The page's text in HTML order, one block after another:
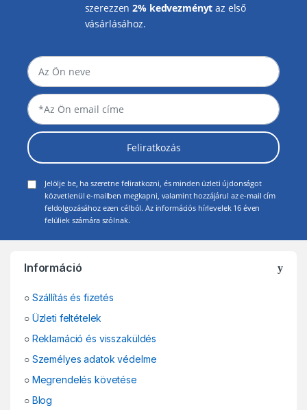
szerezzen2% kedvezményt az első
vásárlásához.
Feliratkozás
Jelölje be, ha szeretne feliratkozni, és minden üzleti újdonságot
közvetlenül e-mailben megkapni, valamint hozzájárul az e-mail cím
feldolgozásához ezen célból. Az információs hírlevelek 16 éven
felüliek számára szólnak.
Információ
○ Szállítás és fizetés
○ Üzleti feltételek
○ Reklamáció és visszaküldés
○ Személyes adatok védelme
○ Megrendelés követése
○ Blog